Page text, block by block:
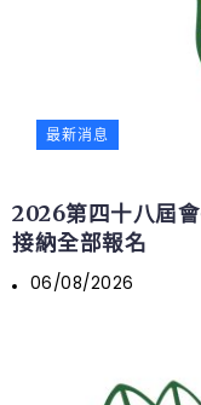
最新消息
2026第四十八屆
接納全部報名
06/08/2026